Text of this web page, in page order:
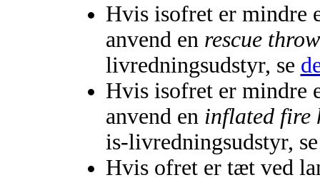
Hvis isofret er mindre
anvend en rescue
livredningsudstyr, se
Hvis isofret er mindre
anvend en inflated fire
is-livredningsudstyr,
Hvis ofret er tæt ved